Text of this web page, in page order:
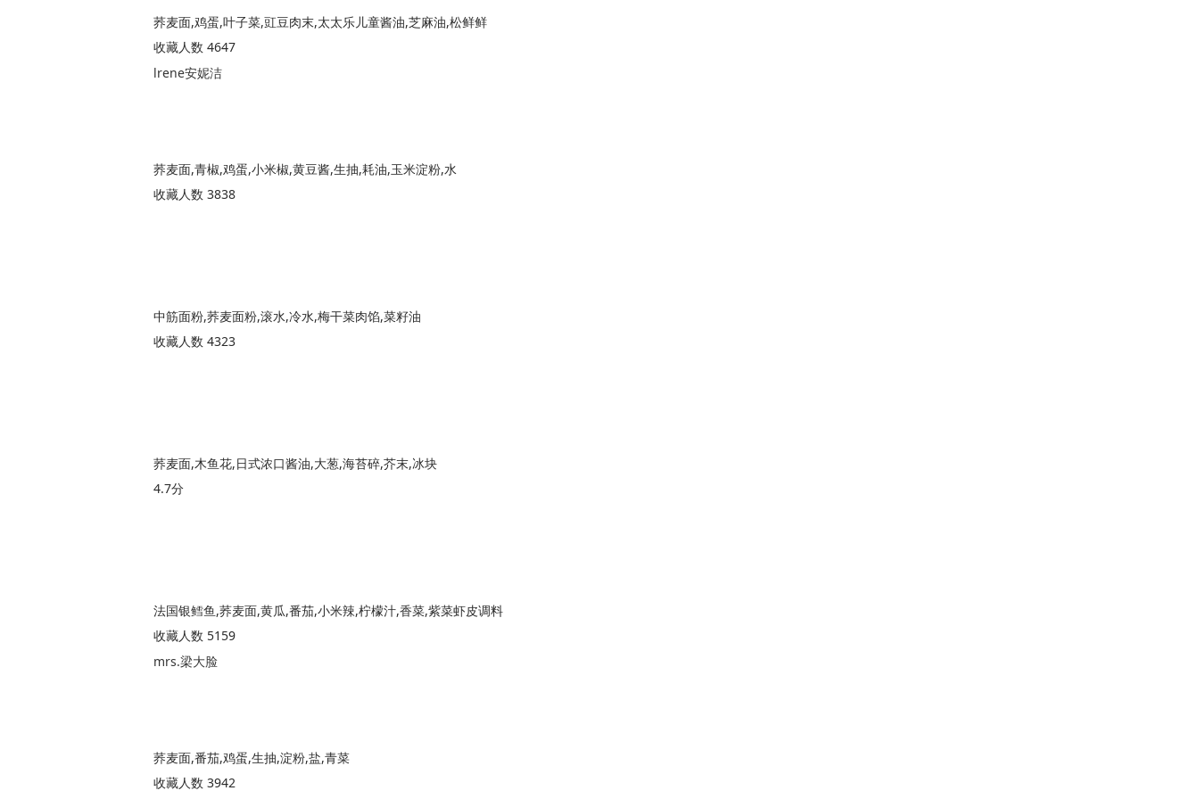
荞麦面,鸡蛋,叶子菜,豇豆肉末,太太乐儿童酱油,芝麻油,松鲜鲜
收藏人数 4647
lrene安妮洁
荞麦面,青椒,鸡蛋,小米椒,黄豆酱,生抽,耗油,玉米淀粉,水
收藏人数 3838
中筋面粉,荞麦面粉,滚水,冷水,梅干菜肉馅,菜籽油
收藏人数 4323
荞麦面,木鱼花,日式浓口酱油,大葱,海苔碎,芥末,冰块
4.7分
法国银鳕鱼,荞麦面,黄瓜,番茄,小米辣,柠檬汁,香菜,紫菜虾皮调料
收藏人数 5159
mrs.梁大脸
荞麦面,番茄,鸡蛋,生抽,淀粉,盐,青菜
收藏人数 3942